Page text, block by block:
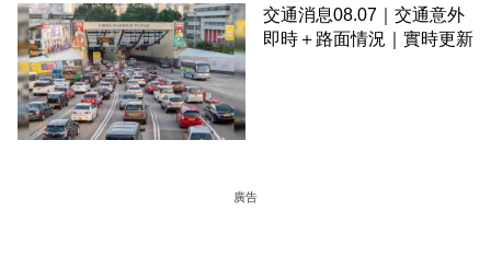
交通消息08.07｜交通意外
即時＋路面情況｜實時更新
廣告